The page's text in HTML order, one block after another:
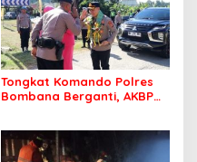
Tongkat Komando Polres
Bombana Berganti, AKBP